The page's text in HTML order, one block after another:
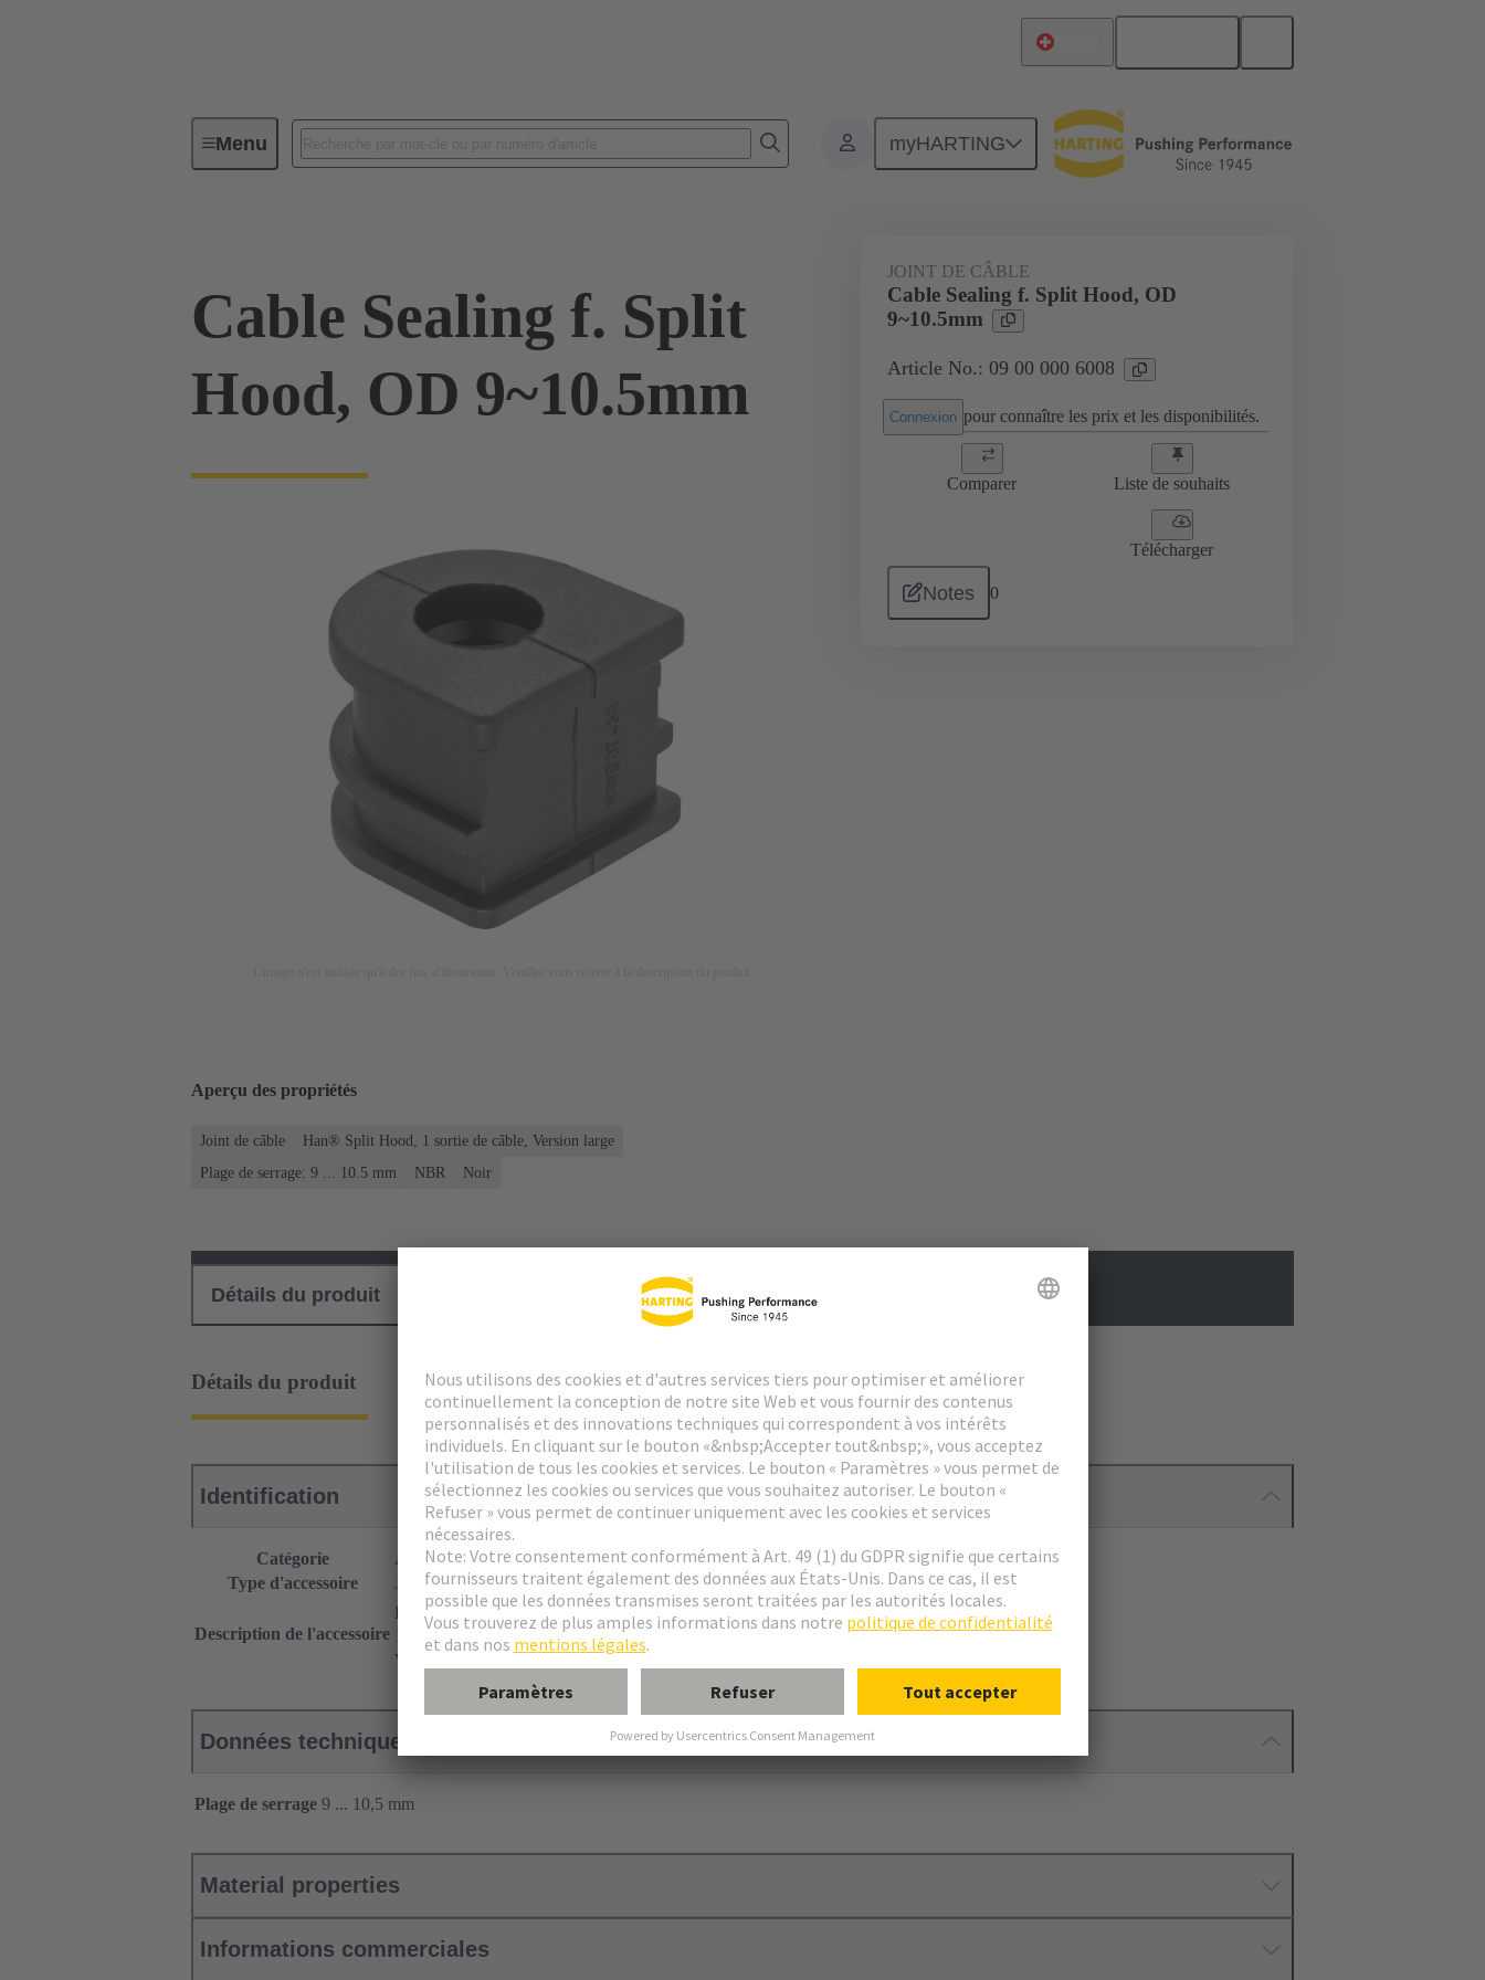
Menu myHARTING
Connecteurs industriels / Han® Accessoires Presse-étoupe 09 00 000 6008
Cable Sealing f. Split
Hood, OD 9~10.5mm
JOINT DE CÂBLE
Cable Sealing f. Split Hood, OD
9~10.5mm
Article No.: 09 00 000 6008
Connexion pour connaître les prix et les disponibilités.
Comparer Liste de souhaits
Télécharger
Notes 0
Aperçu des propriétés
Joint de câble
Han® Split Hood, 1 sortie de câble, Version large
Plage de serrage: 9 ... 10.5 mm
NBR Noir
Détails du produit Produits assortis
Détails du produit
Identification
Catégorie
Accessoires
Type d'accessoire
Joint de câble
Description de l'accessoire
Han ® Split Hood
1 sortie de câble
Version large
Données techniques
Plage de serrage 9 ... 10,5 mm
Material properties
Informations commerciales